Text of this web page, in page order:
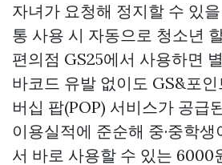
자녀가 요청해 정지할 수 있
통 사용 시 자동으로 청소년
편의점 GS25에서 사용하면
바코드 유발 없이도 GS&포
버십 팝(POP) 서비스가 공급
이용실적에 준순해 중·중학생
서 바로 사용할 수 있는 6000